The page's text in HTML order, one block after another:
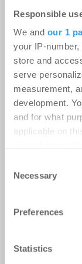
Responsible
We and our 1
your IP-
store and
serve
measurement,
development.
and for what
applicable on
the Privacy
Find out more
and set your
We use
provide social
Selection
Necessary
Preferences
Statistics
real
Wohnen |
Preisanstieg